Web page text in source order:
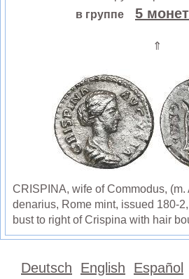
в группе
5 монет
⇑
CRISPINA, wife of Commodus, (m.
denarius, Rome mint, issued 180-
bust to right of Crispina with hair
Deutsch English Español